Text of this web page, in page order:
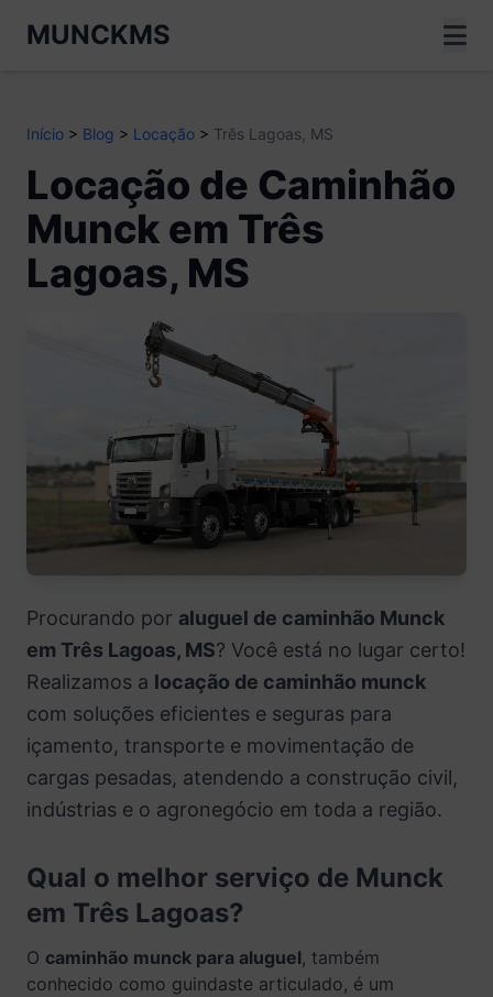
MUNCKMS
Início > Blog > Locação > Três Lagoas, MS
Locação de Caminhão
Munck em Três
Lagoas, MS
Procurando por aluguel de caminhão Munck
em Três Lagoas, MS? Você está no lugar certo!
Realizamos a locação de caminhão munck
com soluções eficientes e seguras para
içamento, transporte e movimentação de
cargas pesadas, atendendo a construção civil,
indústrias e o agronegócio em toda a região.
Qual o melhor serviço de Munck
em Três Lagoas?
O caminhão munck para aluguel, também
conhecido como guindaste articulado, é um